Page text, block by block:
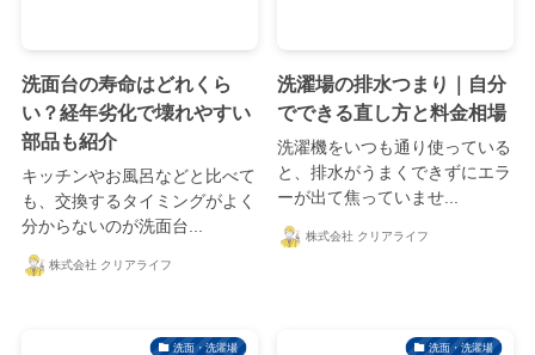
洗面台の寿命はどれくら
い？経年劣化で壊れやすい
部品も紹介
キッチンやお風呂などと比べて
も、交換するタイミングがよく
分からないのが洗面台...
株式会社 クリアライフ
洗濯場の排水つまり｜自分
でできる直し方と料金相場
洗濯機をいつも通り使っている
と、排水がうまくできずにエラ
ーが出て焦っていませ...
株式会社 クリアライフ
洗面・洗濯場 洗面・洗濯場